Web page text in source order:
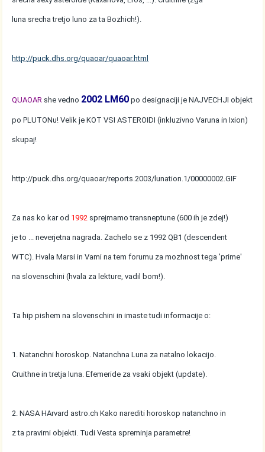
luna srecha tretjo luno za ta Bozhich!).
http://puck.dhs.org/quaoar/quaoar.html
QUAOAR she vedno 2002 LM60 po designaciji je NAJVECHJI objekt
po PLUTONu! Velik je KOT VSI ASTEROIDI (inkluzivno Varuna in Ixion)
skupaj!
http://puck.dhs.org/quaoar/reports.2003/lunation.1/00000002.GIF
Za nas ko kar od 1992 sprejmamo transneptune (600 ih je zdej!)
je to ... neverjetna nagrada. Zachelo se z 1992 QB1 (descendent
WTC). Hvala Marsi in Vami na tem forumu za mozhnost tega 'prime'
na slovenschini (hvala za lekture, vadil bom!).
Ta hip pishem na slovenschini in imaste tudi informacije o:
1. Natanchni horoskop. Natanchna Luna za natalno lokacijo.
Cruithne in tretja luna. Efemeride za vsaki objekt (update).
2. NASA HArvard astro.ch Kako narediti horoskop natanchno in
z ta pravimi objekti. Tudi Vesta spreminja parametre!